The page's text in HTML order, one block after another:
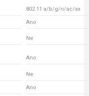
802.11 a/b/g/n/ac/ax
Ano
Ne
Ano
Ne
Ano